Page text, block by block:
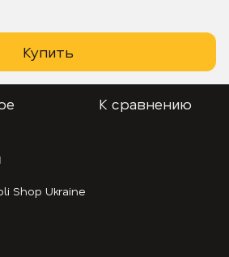
Купить
К сравнению
Shop Ukraine